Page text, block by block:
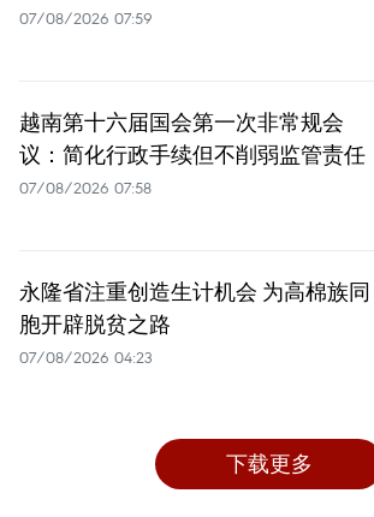
07/08/2026 07:59
越南第十六届国会第一次非常规会
议：简化行政手续但不削弱监管责任
07/08/2026 07:58
永隆省注重创造生计机会 为高棉族同
胞开辟脱贫之路
07/08/2026 04:23
下载更多